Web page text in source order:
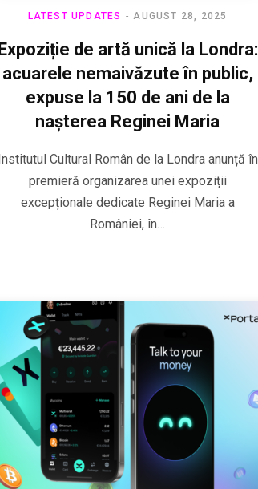
LATEST UPDATES AUGUST 28, 2025
Expoziție de artă unică la Londra:
acuarele nemaivăzute în public,
expuse la 150 de ani de la
nașterea Reginei Maria
Institutul Cultural Român de la Londra anunță în
premieră organizarea unei expoziții
excepționale dedicate Reginei Maria a
României, în…